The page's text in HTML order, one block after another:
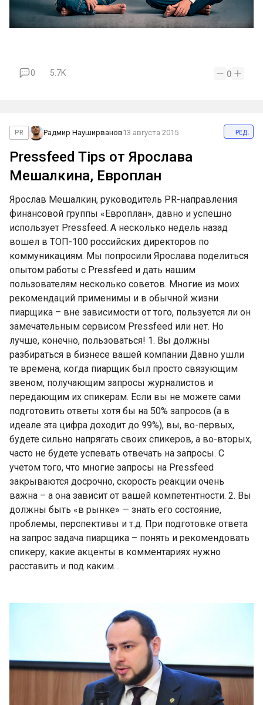
0 5.7K 0
PR Радмир Науширванов13 августа 2015 ред.
Pressfeed Tips от Ярослава
Мешалкина, Европлан
Ярослав Мешалкин, руководитель PR-направления
финансовой группы «Европлан», давно и успешно
использует Pressfeed. А несколько недель назад
вошел в ТОП-100 российских директоров по
коммуникациям. Мы попросили Ярослава поделиться
опытом работы с Pressfeed и дать нашим
пользователям несколько советов. Многие из моих
рекомендаций применимы и в обычной жизни
пиарщика – вне зависимости от того, пользуется ли он
замечательным сервисом Pressfeed или нет. Но
лучше, конечно, пользоваться! 1. Вы должны
разбираться в бизнесе вашей компании Давно ушли
те времена, когда пиарщик был просто связующим
звеном, получающим запросы журналистов и
передающим их спикерам. Если вы не можете сами
подготовить ответы хотя бы на 50% запросов (а в
идеале эта цифра доходит до 99%), вы, во-первых,
будете сильно напрягать своих спикеров, а во-вторых,
часто не будете успевать отвечать на запросы. С
учетом того, что многие запросы на Pressfeed
закрываются досрочно, скорость реакции очень
важна – а она зависит от вашей компетентности. 2. Вы
должны быть «в рынке» — знать его состояние,
проблемы, перспективы и т.д. При подготовке ответа
на запрос задача пиарщика – понять и рекомендовать
спикеру, какие акценты в комментариях нужно
расставить и под каким…